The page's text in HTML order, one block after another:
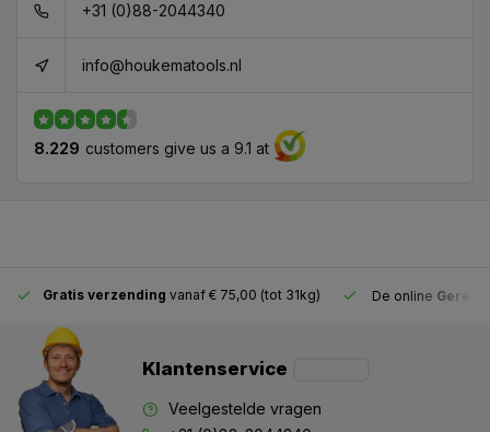
+31 (0)88-2044340
info@houkematools.nl
8.229 customers give us a 9.1 at
Gratis verzending vanaf € 75,00 (tot 31kg) De online
Klantenservice
Veelgestelde vragen